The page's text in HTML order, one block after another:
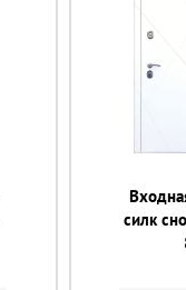
силк